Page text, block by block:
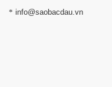
* info@saobacdau.vn